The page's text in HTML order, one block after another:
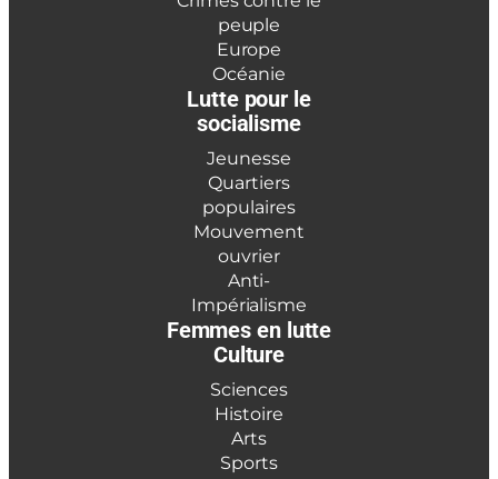
peuple
Europe
Océanie
Lutte pour le
socialisme
Jeunesse
Quartiers
populaires
Mouvement
ouvrier
Anti-
Impérialisme
Femmes en lutte
Culture
Sciences
Histoire
Arts
Sports